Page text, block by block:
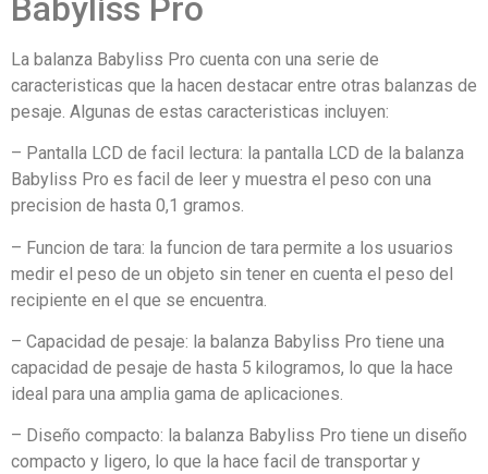
Babyliss Pro
La balanza Babyliss Pro cuenta con una serie de
caracteristicas que la hacen destacar entre otras balanzas de
pesaje. Algunas de estas caracteristicas incluyen:
– Pantalla LCD de facil lectura: la pantalla LCD de la balanza
Babyliss Pro es facil de leer y muestra el peso con una
precision de hasta 0,1 gramos.
– Funcion de tara: la funcion de tara permite a los usuarios
medir el peso de un objeto sin tener en cuenta el peso del
recipiente en el que se encuentra.
– Capacidad de pesaje: la balanza Babyliss Pro tiene una
capacidad de pesaje de hasta 5 kilogramos, lo que la hace
ideal para una amplia gama de aplicaciones.
– Diseño compacto: la balanza Babyliss Pro tiene un diseño
compacto y ligero, lo que la hace facil de transportar y